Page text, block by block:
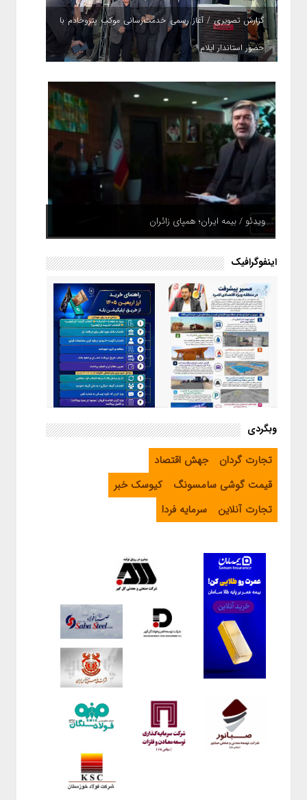
گزارش تصویری / آغاز رسمی خدمت‌رسانی موکب پتروخادم با
حضور استاندار ایلام
ویدئو / بیمه ایران؛ همپای زائران
اینفوگرافیک
اینفوگرافیک / مسیر پیشرفت در
منطقه ویژه اقتصادی لامرد
اینفوگرافیک / راهنمای خرید ارز
اربعین از طریق اپلیکیشن بله
وبگردی
تجارت گردان
جهش اقتصاد
قیمت گوشی سامسونگ
کیوسک خبر
تجارت آنلاین
سرمایه فردا